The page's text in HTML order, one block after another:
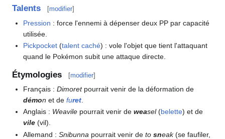
Talents [modifier]
Pression : force l'ennemi à dépenser deux PP par capacité
utilisée.
Pickpocket (talent caché) : vole l'objet que tient l'attaquant
quand le Pokémon subit une attaque directe.
Étymologies [modifier]
Français :Dimoretpourrait venir de la déformation de
démon et defuret
Anglais : Weavile pourrait venir deweasel(belette) et de
vile (vil).
Allemand :Snibunna pourrait venir detosneak(se faufiler,